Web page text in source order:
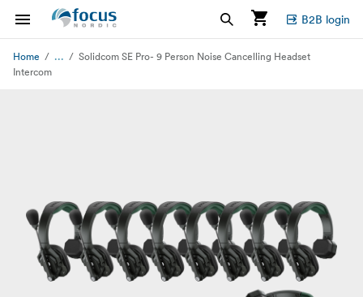
B2B login
Home ...
Solidcom SE Pro- 9 Person Noise Cancelling Headset
Intercom